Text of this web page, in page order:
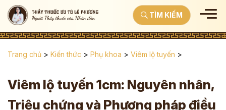
TÌM KIẾM
Trang chủ > Kiến thức > Phụ khoa > Viêm lộ tuyến >
Viêm lộ tuyến 1cm: Nguyên nhân,
Triệu chứng và Phương pháp điều